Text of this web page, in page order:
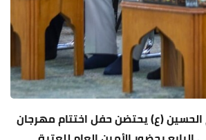
الحسين (ع) يحتضن حفل اختتام مهرجان